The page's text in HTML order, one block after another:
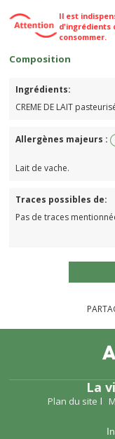
Il est
d'ingrédients
consommer.
Composition
Ingrédients:
CREME DE LAIT
Allergènes majeurs :
Lait de vache.
Traces possibles de:
Pas de traces
La
Plan du site